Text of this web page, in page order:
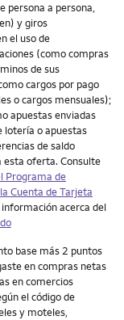
persona a persona,
y giros
el uso de
(como compras
de sus
cargos por pago
o cargos mensuales);
apuestas enviadas
lotería o apuestas
de saldo
esta oferta. Consulte
Programa de
Cuenta de Tarjeta
acerca del
base más 2 puntos
en compras netas
en comercios
el código de
y moteles,